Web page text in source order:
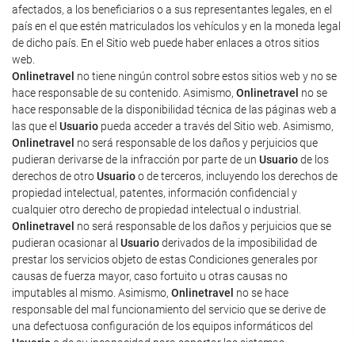
afectados, a los beneficiarios o a sus representantes legales, en el
país en el que estén matriculados los vehículos y en la moneda legal
de dicho país. En el Sitio web puede haber enlaces a otros sitios
web.
Onlinetravel no tiene ningún control sobre estos sitios web y no se
hace responsable de su contenido. Asimismo, Onlinetravel no se
hace responsable de la disponibilidad técnica de las páginas web a
las que el Usuario pueda acceder a través del Sitio web. Asimismo,
Onlinetravel no será responsable de los daños y perjuicios que
pudieran derivarse de la infracción por parte de un Usuariode los
derechos de otroUsuarioo de terceros, incluyendo los derechos de
propiedad intelectual, patentes, información confidencial y
cualquier otro derecho de propiedad intelectual o industrial.
Onlinetravel no será responsable de los daños y perjuicios que se
pudieran ocasionar al Usuarioderivados de la imposibilidad de
prestar los servicios objeto de estas Condiciones generales por
causas de fuerza mayor, caso fortuito u otras causas no
imputables al mismo. Asimismo, Onlinetravel no se hace
responsable del mal funcionamiento del servicio que se derive de
una defectuosa configuración de los equipos informáticos del